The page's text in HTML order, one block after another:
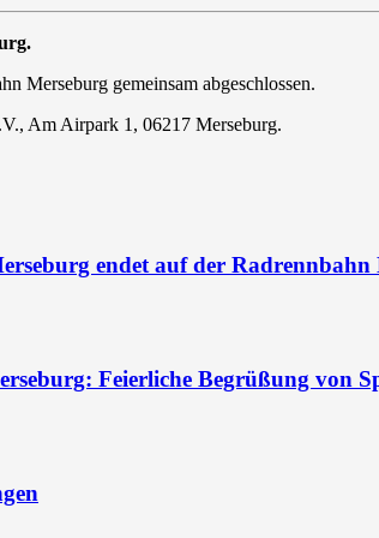
Merseburg gemeinsam abgeschlossen.
Am Airpark 1, 06217 Merseburg.
endet auf der Radrennbahn
Feierliche Begrüßung von